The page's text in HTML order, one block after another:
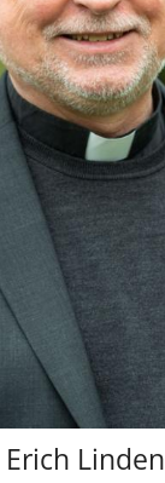
Erich Linden